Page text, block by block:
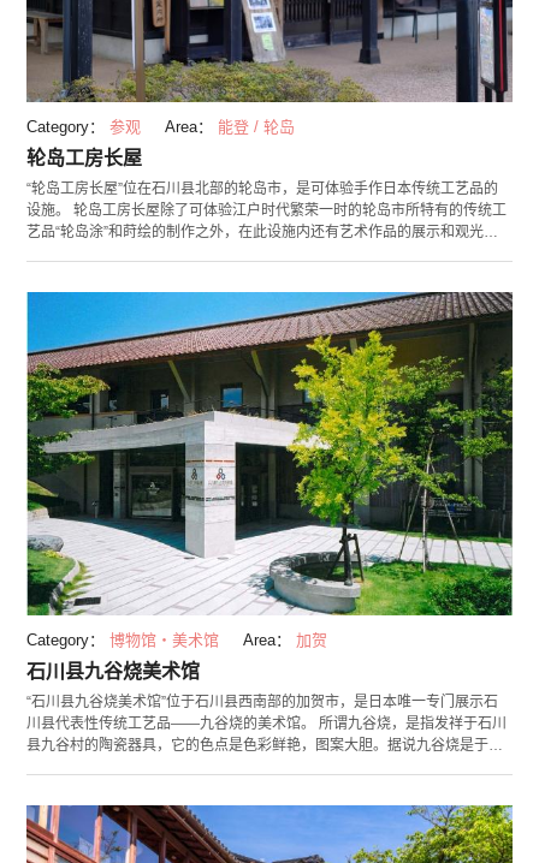
Category： 参观 Area： 能登 / 轮岛
轮岛工房长屋
“轮岛工房长屋”位在石川县北部的轮岛市，是可体验手作日本传统工艺品的
设施。 轮岛工房长屋除了可体验江户时代繁荣一时的轮岛市所特有的传统工
艺品“轮岛涂”和莳绘的制作之外，在此设施内还有艺术作品的展示和观光资
板。另外，在轮岛涂研修场所的“职人工房”和进行漆器上色工作的“漆工房”内
则可近距离亲眼看到职人们制作漆器的过程哦！ 用餐处“渔师之店”则可品尝
到在轮岛捕获的新鲜海产，可是相当有人气的餐厅。在这里，可以享受用美
丽的轮岛涂餐具所摆盘的美味料理，另外，也可在这里买到适合当伴手礼的
轮岛当地酒和日本甜食哦！
Category： 博物馆・美术馆 Area： 加贺
石川县九谷烧美术馆
“石川县九谷烧美术馆”位于石川县西南部的加贺市，是日本唯一专门展示石
川县代表性传统工艺品——九谷烧的美术馆。 所谓九谷烧，是指发祥于石川
县九谷村的陶瓷器具，它的色点是色彩鲜艳，图案大胆。据说九谷烧是于江
三个长常设展，分别为展示青手样式作品的“青手之间”，展示色绘样式作品
的“色绘・五彩之间”和展示赤绘样式作品的“赤绘・金襕之间”。除常设展之
外，还经常以各种主题开办其他企划展览。在二楼还有茶室“五彩庵”、美术